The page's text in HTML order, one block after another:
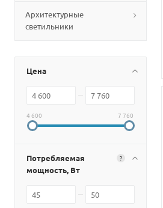
Архитектурные
светильники
Цена
4 600 7 760
Потребляемая
мощность, Вт
?